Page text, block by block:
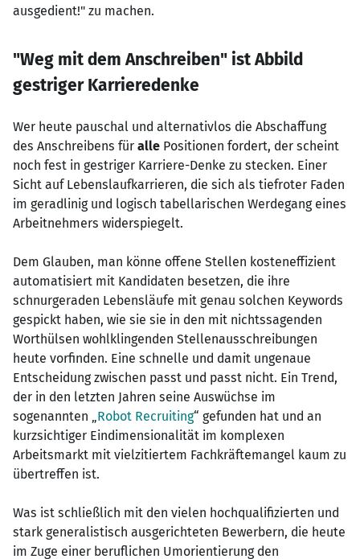
ausgedient!" zu machen.
"Weg mit dem Anschreiben" ist Abbild
gestriger Karrieredenke
Wer heute pauschal und alternativlos die Abschaffung
des Anschreibens für alle Positionen fordert, der scheint
noch fest in gestriger Karriere-Denke zu stecken. Einer
Sicht auf Lebenslaufkarrieren, die sich als tiefroter Faden
im geradlinig und logisch tabellarischen Werdegang eines
Arbeitnehmers widerspiegelt.
Dem Glauben, man könne offene Stellen kosteneffizient
automatisiert mit Kandidaten besetzen, die ihre
schnurgeraden Lebensläufe mit genau solchen Keywords
gespickt haben, wie sie sie in den mit nichtssagenden
Worthülsen wohlklingenden Stellenausschreibungen
heute vorfinden. Eine schnelle und damit ungenaue
Entscheidung zwischen passt und passt nicht. Ein Trend,
der in den letzten Jahren seine Auswüchse im
sogenannten „Robot Recruiting“ gefunden hat und an
kurzsichtiger Eindimensionalität im komplexen
Arbeitsmarkt mit vielzitiertem Fachkräftemangel kaum zu
übertreffen ist.
Was ist schließlich mit den vielen hochqualifizierten und
stark generalistisch ausgerichteten Bewerbern, die heute
im Zuge einer beruflichen Umorientierung den